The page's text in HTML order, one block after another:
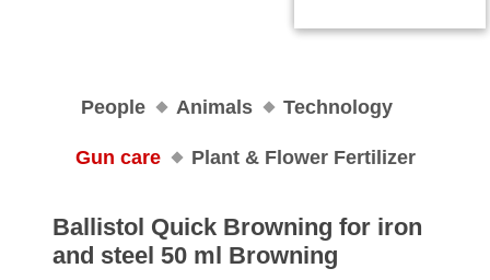
People Animals Technology
Gun care Plant & Flower Fertilizer
Ballistol Quick Browning for iron
and steel 50 ml Browning